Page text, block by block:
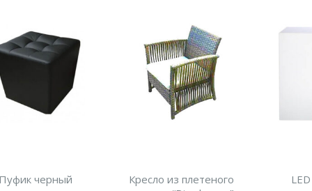
из плетеного
LED снек – бар